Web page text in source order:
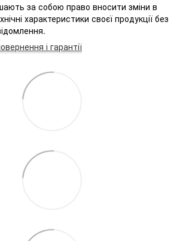
за собою право вносити зміни в
характеристики своєї продукції без
і гарантії